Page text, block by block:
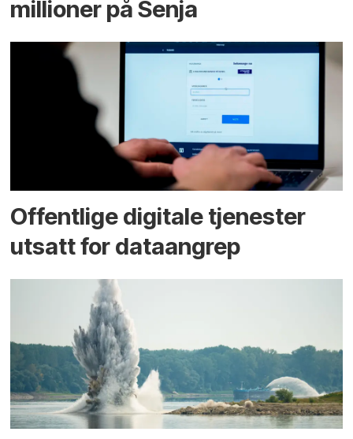
millioner på Senja
Offentlige digitale tjenester
utsatt for dataangrep